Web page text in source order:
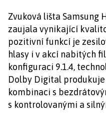
Zvuková lišta Samsung
zaujala vynikající
pozitivní funkcí je
hlasy i v akcí nabitých
konfiguraci 9.1.4,
Dolby Digital
kombinaci s
s kontrolovanými a